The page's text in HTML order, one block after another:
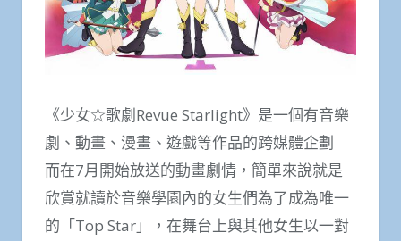
《少女☆歌劇Revue Starlight》是一個有音樂
劇、動畫、漫畫、遊戲等作品的跨媒體企劃
而在7月開始放送的動畫劇情，簡單來說就是
欣賞就讀於音樂學園內的女生們為了成為唯一
的「Top Star」，在舞台上與其他女生以一對